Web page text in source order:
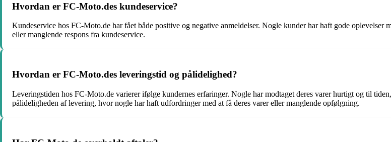
Hvordan er FC-Moto.des kundeservice?
Kundeservice hos FC-Moto.de har fået både positive og negative anmeldelser. Nogle kunder har haft gode
eller manglende respons fra kundeservice.
Hvordan er FC-Moto.des leveringstid og pålidelighed?
Leveringstiden hos FC-Moto.de varierer ifølge kundernes erfaringer. Nogle har modtaget deres varer hurtigt og til
pålideligheden af levering, hvor nogle har haft udfordringer med at få deres varer eller manglende opfølgning.